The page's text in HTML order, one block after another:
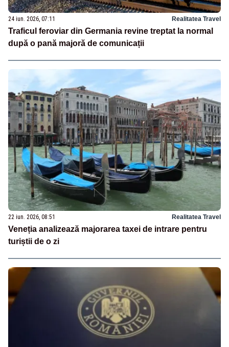
24 iun. 2026, 07:11 Realitatea Travel
Traficul feroviar din Germania revine treptat la normal
după o pană majoră de comunicații
22 iun. 2026, 08:51 Realitatea Travel
Veneția analizează majorarea taxei de intrare pentru
turiștii de o zi